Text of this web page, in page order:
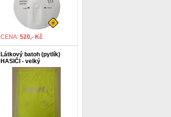
CENA: 520,- Kč
Látkový batoh (pytlík)
HASIČI - velký